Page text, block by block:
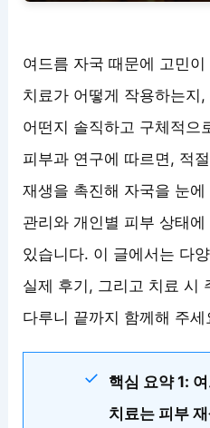
여드름 자국 때문에 고민
치료가 어떻게 작용하는지
어떤지 솔직하고 구체적으
피부과 연구에 따르면, 적
재생을 촉진해 자국을 눈
관리와 개인별 피부 상태
있습니다. 이 글에서는 다
실제 후기, 그리고 치료 시
다루니 끝까지 함께해 주세
핵심 요약 1:
치료는 피부